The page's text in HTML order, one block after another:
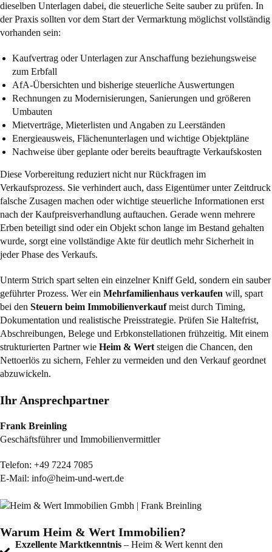
dieselben Unterlagen dabei, die steuerliche Seite sauber zu prüfen. In
der Praxis sollten vor dem Start der Vermarktung möglichst vollständig
vorhanden sein:
Kaufvertrag oder Unterlagen zur Anschaffung beziehungsweise
zum Erbfall
AfA-Übersichten und bisherige steuerliche Auswertungen
Rechnungen zu Modernisierungen, Sanierungen und größeren
Umbauten
Mietverträge, Mieterlisten und Angaben zu Leerständen
Energieausweis, Flächenunterlagen und wichtige Objektpläne
Nachweise über geplante oder bereits beauftragte Verkaufskosten
Diese Vorbereitung reduziert nicht nur Rückfragen im
Verkaufsprozess. Sie verhindert auch, dass Eigentümer unter Zeitdruck
falsche Zusagen machen oder wichtige steuerliche Informationen erst
nach der Kaufpreisverhandlung auftauchen. Gerade wenn mehrere
Erben beteiligt sind oder ein Objekt schon lange im Bestand gehalten
wurde, sorgt eine vollständige Akte für deutlich mehr Sicherheit in
jeder Phase des Verkaufs.
Unterm Strich spart selten ein einzelner Kniff Geld, sondern ein sauber
geführter Prozess. Wer ein Mehrfamilienhaus verkaufen will, spart
bei den Steuern beim Immobilienverkaufmeist durch Timing,
Dokumentation und realistische Preisstrategie. Prüfen Sie Haltefrist,
Abschreibungen, Belege und Erbkonstellationen frühzeitig. Mit einem
strukturierten Partner wie Heim & Wert steigen die Chancen, den
Nettoerlös zu sichern, Fehler zu vermeiden und den Verkauf geordnet
abzuwickeln.
Ihr Ansprechpartner
Frank Breinling
Geschäftsführer und Immobilienvermittler
Telefon: +49 7224 7085
E-Mail: info@heim-und-wert.de
Warum Heim & Wert Immobilien?
Exzellente Marktkenntnis – Heim & Wert kennt den